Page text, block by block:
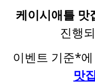
케이시애틀 맛
진행
이벤트 기준*
맛